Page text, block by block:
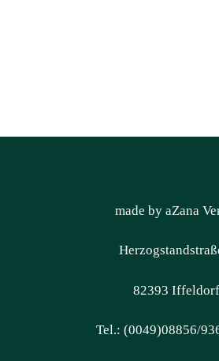
made by aZana
82393 Iffeldorf
Tel.: (0049)08856/